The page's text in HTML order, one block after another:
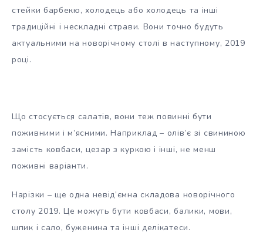
стейки барбекю, холодець або холодець та інші
традиційні і нескладні страви. Вони точно будуть
актуальними на новорічному столі в наступному, 2019
році.
Що стосується салатів, вони теж повинні бути
поживними і м’ясними. Наприклад – олів’є зі свининою
замість ковбаси, цезар з куркою і інші, не менш
поживні варіанти.
Нарізки – ще одна невід’ємна складова новорічного
столу 2019. Це можуть бути ковбаси, балики, мови,
шпик і сало, буженина та інші делікатеси.